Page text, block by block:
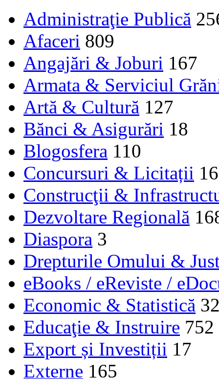
Administraţie Publică
Afaceri 809
Angajări & Joburi 167
Armata & Serviciul
Artă & Cultură 127
Bănci & Asigurări 18
Blogosfera 110
Concursuri & Licitații 16
Construcţii &
Dezvoltare Regională
Diaspora 3
Drepturile Omului &
eBooks / eReviste /
Economic & Statistică
Educaţie & Instruire 752
Export și Investiții 17
Externe 165